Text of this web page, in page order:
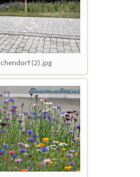
(2).jpg